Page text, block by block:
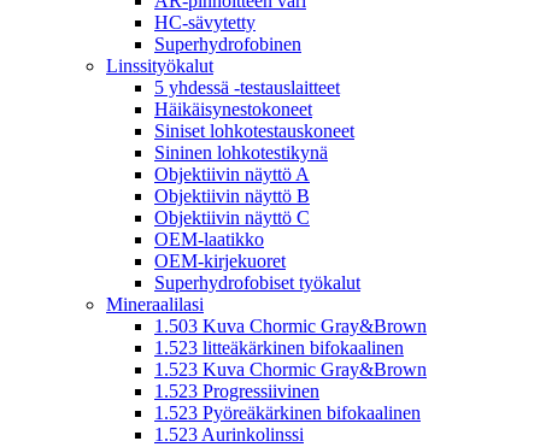
HC-sävytetty
Superhydrofobinen
Linssityökalut
5 yhdessä -testauslaitteet
Häikäisynestokoneet
Siniset lohkotestauskoneet
Sininen lohkotestikynä
Objektiivin näyttö A
Objektiivin näyttö B
Objektiivin näyttö C
OEM-laatikko
OEM-kirjekuoret
Superhydrofobiset työkalut
Mineraalilasi
1.503 Kuva Chormic Gray&Brown
1.523 litteäkärkinen bifokaalinen
1.523 Kuva Chormic Gray&Brown
1.523 Progressiivinen
1.523 Pyöreäkärkinen bifokaalinen
1.523 Aurinkolinssi